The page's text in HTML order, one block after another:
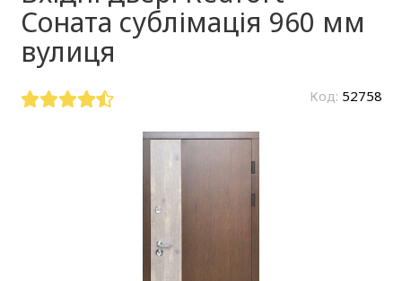
Соната сублімація 960 мм
вулиця
Код: 52758